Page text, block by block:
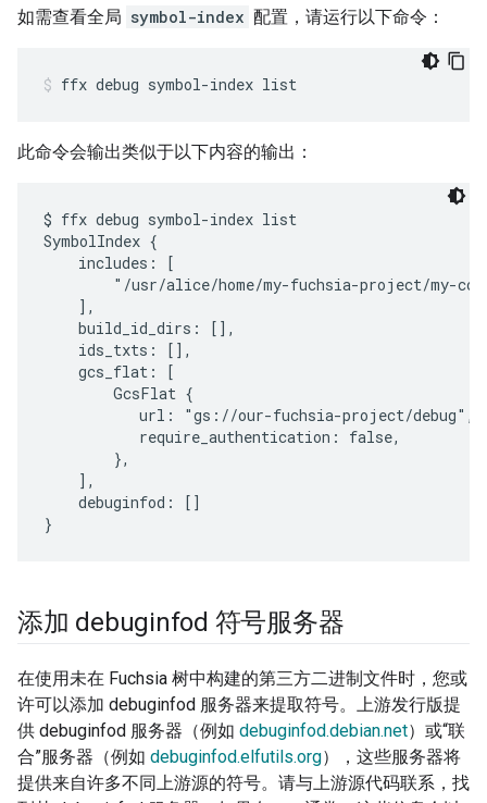
如需查看全局 symbol-index 配置，请运行以下命令：
ffx debug symbol-index list
此命令会输出类似于以下内容的输出：
$ ffx debug symbol-index list
SymbolIndex {
    includes: [
"/usr/alice/home/my-fuchsia-project/my-
    ],
    build_id_dirs: [],
    ids_txts: [],
    gcs_flat: [
        GcsFlat {
           url: "gs://our-fuchsia-project/debug",
           require_authentication: false,
        },
    ],
    debuginfod: []
添加 debuginfod 符号服务器
在使用未在 Fuchsia 树中构建的第三方二进制文件时，您或
许可以添加 debuginfod 服务器来提取符号。上游发行版提
供 debuginfod 服务器（例如 debuginfod.debian.net）或“联
合”服务器（例如 debuginfod.elfutils.org），这些服务器将
提供来自许多不同上游源的符号。请与上游源代码联系，找